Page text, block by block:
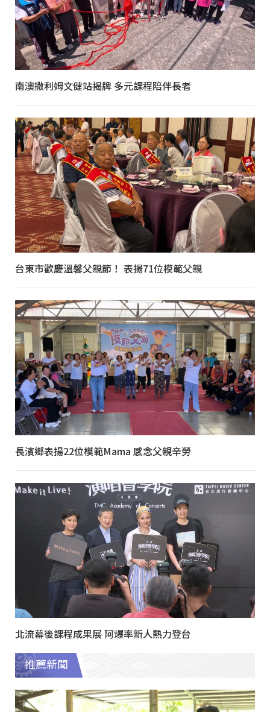
南澳撒利姆文健站揭牌 多元課程陪伴長者
台東市歡慶溫馨父親節！ 表揚71位模範父親
長濱鄉表揚22位模範Mama 感念父親辛勞
北流幕後課程成果展 阿爆率新人熱力登台
推薦新聞